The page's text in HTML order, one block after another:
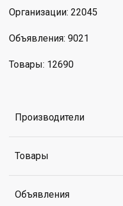
Организации: 22045
Объявления: 9021
Товары: 12690
Производители
Товары
Объявления